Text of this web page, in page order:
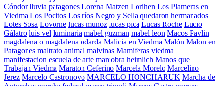
Cóndor lluvia patagones Lorena Matzen Lorihen Los Plameras en
Viedma Los Pocitos Los ríos Negro y Sella quedaron hermanados
Lotes Sosa Lovorne lucas muñoz lucas pica Lucas Roche Lucio
Gálatro luis vel luminaria mabel guzman mabel leon Macos Pavlin
magdalena o magdalena odarda Malicia en Viedma Malón Malon en
Patagones maltrato animal malvinas Mamiferas viedma
manifestacion escuela de arte maniobra heimlich Manos que
Trabajan Viedma Maraton Ceferino Marcela Morelo Marcelino
Jerez Marcelo Castronovo MARCELO HONCHARUK Marcha de